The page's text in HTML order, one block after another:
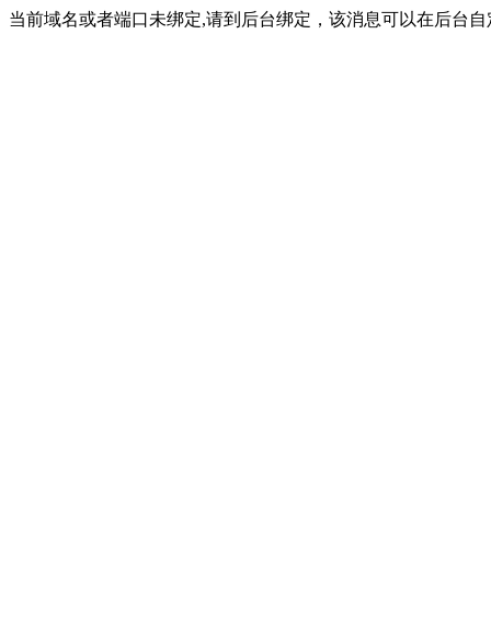
当前域名或者端口未绑定,请到后台绑定，该消息可以在后台自